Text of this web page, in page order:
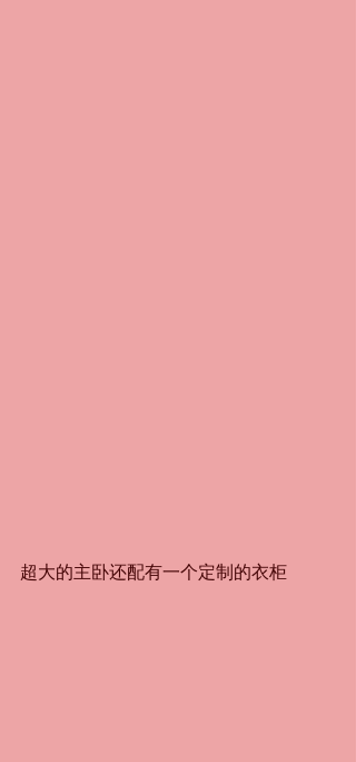
超大的主卧还配有一个定制的衣柜